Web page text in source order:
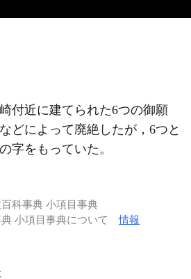
付近に建てられた6つの御願
どによって廃絶したが，6つと
字をもっていた。
科事典 小項目事典
典 小項目事典について情報